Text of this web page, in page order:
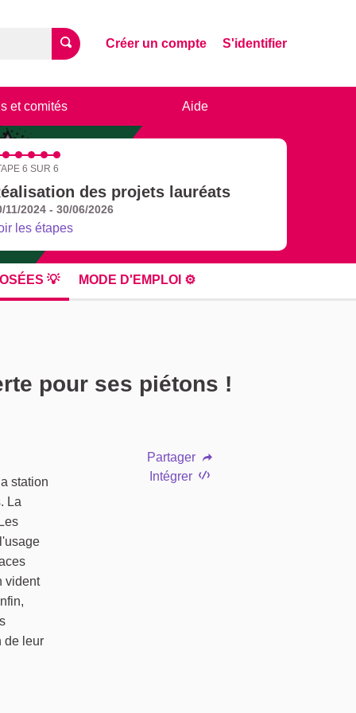
Créer un compte S'identifier
et comités Aide
6 SUR 6
des projets lauréats
11/2024 - 30/06/2026
les étapes
💡 MODE D'EMPLOI ⚙️
pour ses piétons !
station
La
vident
de leur
Partager
Intégrer